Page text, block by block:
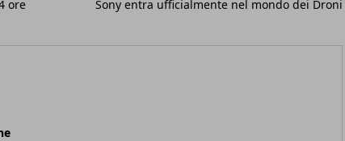
ore Sony entra ufficialmente nel mondo dei Droni